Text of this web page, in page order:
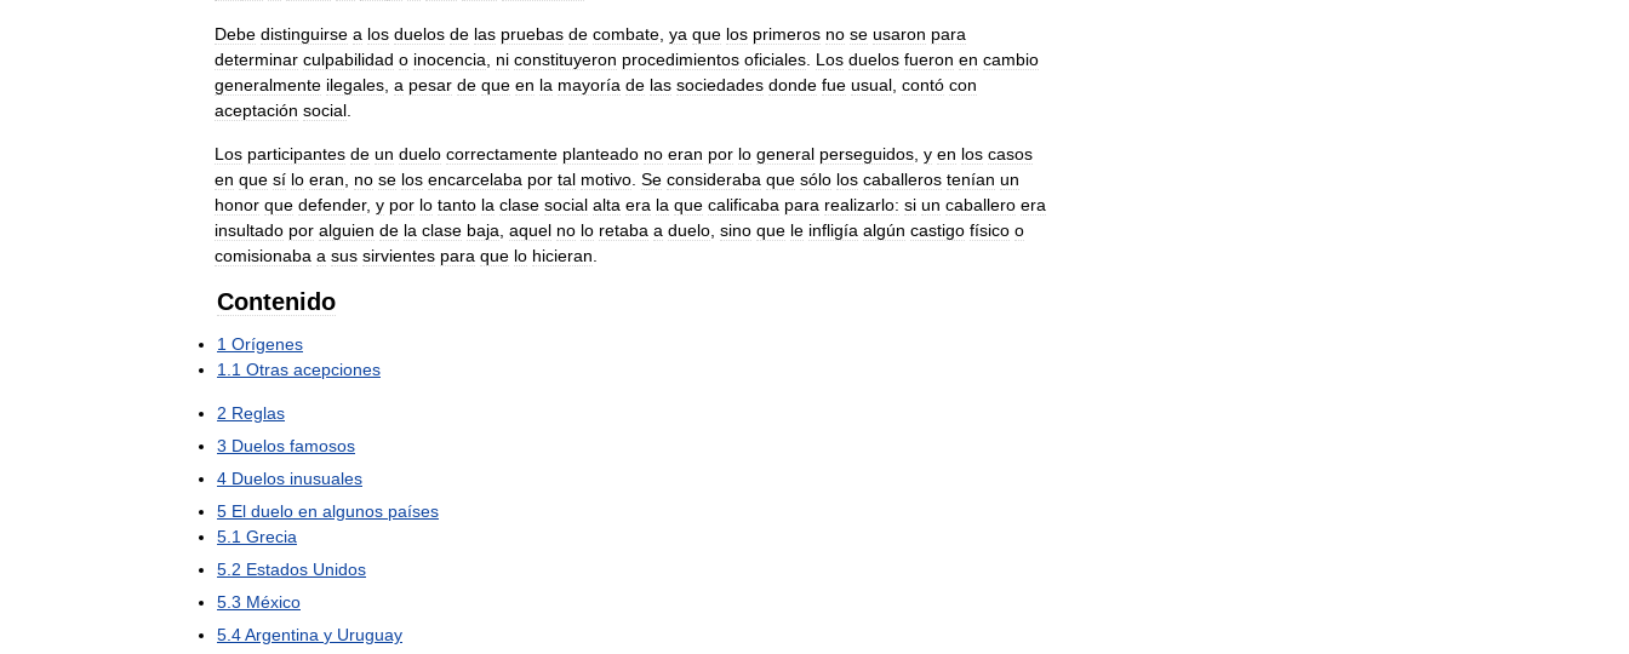
Debe distinguirse a los duelos de las pruebas de combate ya que los primeros no se usaron para
determinar culpabilidad o inocencia ni constituyeron procedimientos oficiales Los duelos fueron en cambio
generalmente ilegales a pesar de que en la mayoría de las sociedades donde fue usual contó con
aceptación social
Los participantes de un duelo correctamente planteado no eran por lo general perseguidos y en los casos
en que sí lo eran no se los encarcelaba por tal motivo Se consideraba que sólo los caballeros tenían un
honor que defender, y por lo tanto la clase social alta era la que calificaba para realizarlo: si un caballero era
insultado por alguien de la clase baja aquel no lo retaba a duelo sino que le infligía algún castigo físico o
comisionaba a sus sirvientes para que lo hicieran
Contenido
1 Orígenes
1 1 Otras acepciones
2 Reglas
3 Duelos famosos
4 Duelos inusuales
5 El duelo en algunos países
5 1 Grecia
5 2 Estados Unidos
5 3 México
5 4Argentina y Uruguay